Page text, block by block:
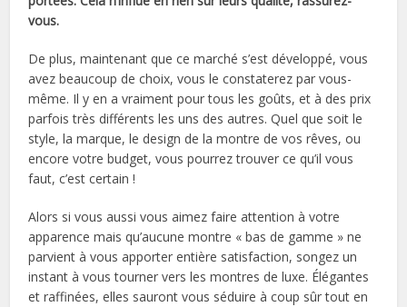
vous.
De plus, maintenant que ce marché s’est développé, vous
avez beaucoup de choix, vous le constaterez par vous-
même. Il y en a vraiment pour tous les goûts, et à des prix
parfois très différents les uns des autres. Quel que soit le
style, la marque, le design de la montre de vos rêves, ou
encore votre budget, vous pourrez trouver ce qu’il vous
faut, c’est certain !
Alors si vous aussi vous aimez faire attention à votre
apparence mais qu’aucune montre « bas de gamme » ne
parvient à vous apporter entière satisfaction, songez un
instant à vous tourner vers les montres de luxe. Élégantes
et raffinées, elles sauront vous séduire à coup sûr tout en